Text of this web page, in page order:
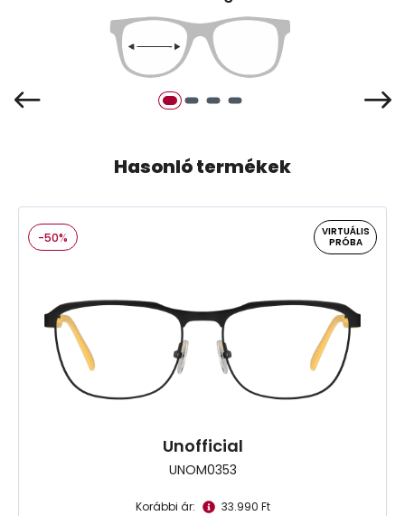
Hasonló termékek
-50%
VIRTUÁLIS
PRÓBA
Unofficial
UNOM0353
Korábbi ár: 33.990 Ft